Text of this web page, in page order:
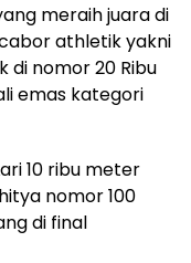
meraih juara di
athletik yakni
di nomor 20 Ribu
emas kategori
10 ribu meter
nomor 100
di final